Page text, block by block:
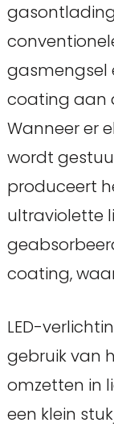
gasmengsel
coating aan
Wanneer er
wordt
produceert
ultraviolette
coating,
LED-
gebruik van
omzetten in
een klein